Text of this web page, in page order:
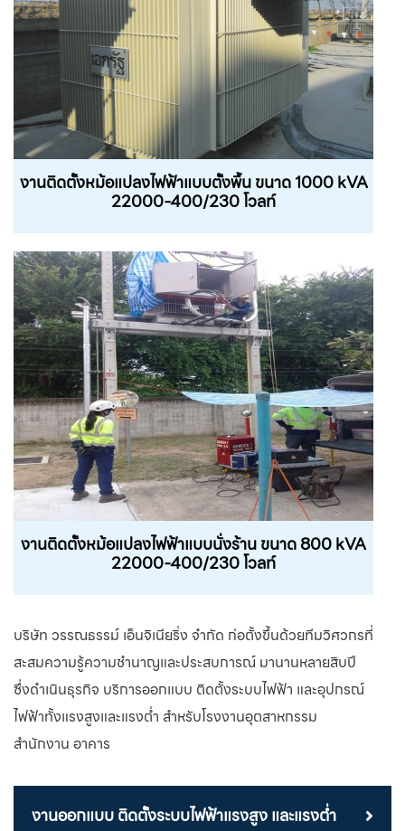
งานติดตั้งหม้อแปลงไฟฟ้าแบบตั้งพื้น ขนาด 1000 kVA
22000-400/230 โวลท์
งานติดตั้งหม้อแปลงไฟฟ้าแบบนั่งร้าน ขนาด 800 kVA
22000-400/230 โวลท์
บริษัท วรรณธรรม์ เอ็นจิเนียริ่ง จำกัด ก่อตั้งขึ้นด้วยทีมวิศวกรที่
สะสมความรู้ความชํานาญและประสบการณ์ มานานหลายสิบปี
ซึ่งดำเนินธุรกิจ บริการออกแบบ ติดตั้งระบบไฟฟ้า และอุปกรณ์
ไฟฟ้าทั้งแรงสูงและแรงต่ำ สำหรับโรงงานอุตสาหกรรม
สำนักงาน อาคาร
งานออกแบบ ติดตั้งระบบไฟฟ้าแรงสูง และแรงต่ำ